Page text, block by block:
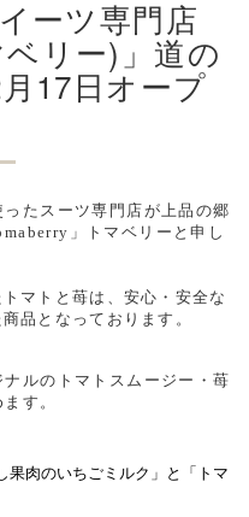
ーツ専門店
リー)」道の
17日オープ
たスーツ専門店が上品の郷
」トマベリーと申し
マトと苺は、安心・安全な
品となっております。
ルのトマトスムージー・苺
す。
果肉のいちごミルク」と「トマ